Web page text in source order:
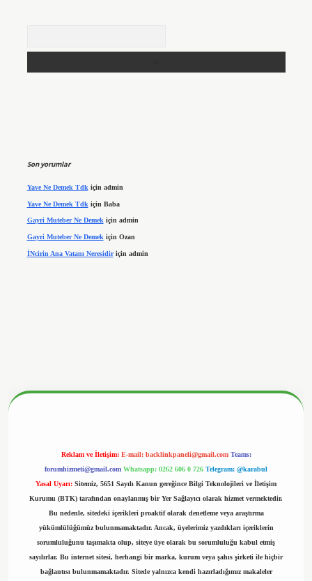
Son yorumlar
Yave Ne Demek Tdk için admin
Yave Ne Demek Tdk için Baba
Gayri Muteber Ne Demekiçin admin
Gayri Muteber Ne Demek için Ozan
İNcirin Ana Vatanı Neresidiriçin admin
Reklam ve İletişim: E-mail: backlinkpaneli@gmail.com Teams:
forumhizmeti@gmail.com Whatsapp: 0262 606 0 726 Telegram: @karabul
Yasal Uyarı: Sitemiz, 5651 Sayılı Kanun gereğince Bilgi Teknolojileri ve İletişim
Kurumu (BTK) tarafından onaylanmış bir Yer Sağlayıcı olarak hizmet vermektedir.
Bu nedenle, sitedeki içerikleri proaktif olarak denetleme veya araştırma
yükümlülüğümüz bulunmamaktadır. Ancak, üyelerimiz yazdıkları içeriklerin
sorumluluğunu taşımakta olup, siteye üye olarak bu sorumluluğu kabul etmiş
sayılırlar. Bu internet sitesi, herhangi bir marka, kurum veya şahıs şirketi ile hiçbir
bağlantısı bulunmamaktadır. Sitede yalnızca kendi hazırladığımız makaleler